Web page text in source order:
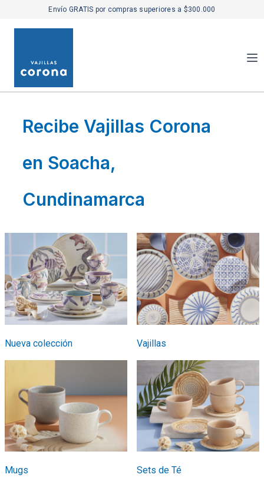
Envío GRATIS por compras superiores a $300.000
Recibe Vajillas Corona
en Soacha,
Cundinamarca
Nueva colección Vajillas
Mugs Sets de Té